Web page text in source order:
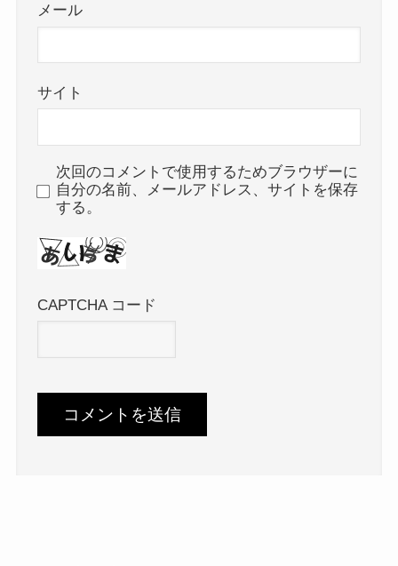
メール
サイト
次回のコメントで使用するためブラウザーに
自分の名前、メールアドレス、サイトを保存
する。
CAPTCHA コード